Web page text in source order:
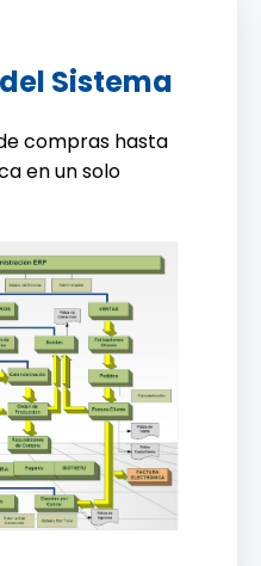
Sistema
compras hasta
en un solo